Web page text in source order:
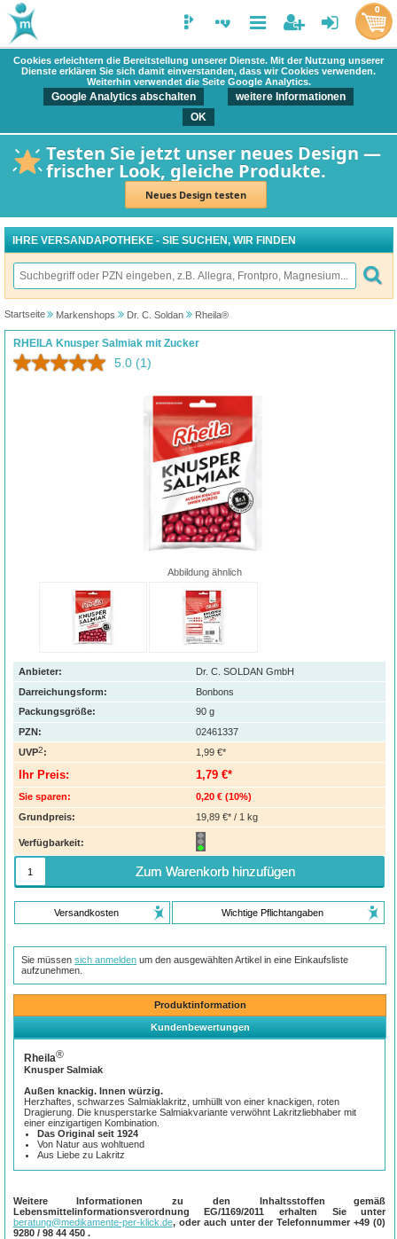
Cookies erleichtern die Bereitstellung unserer Dienste. Mit der Nutzung unserer
Dienste erklären Sie sich damit einverstanden, dass wir Cookies verwenden.
Weiterhin verwendet die Seite Google Analytics.
Google Analytics abschalten
weitere Informationen
OK
Testen Sie jetzt unser neues Design —
frischer Look, gleiche Produkte.
Neues Design testen
0
IHRE VERSANDAPOTHEKE - SIE SUCHEN, WIR FINDEN
Startseite Markenshops Dr. C. Soldan Rheila®
RHEILA Knusper Salmiak mit Zucker
5.0 (1)
Abbildung ähnlich
Anbieter:
Dr. C. SOLDAN GmbH
Darreichungsform:
Bonbons
Packungsgröße:
90 g
PZN:
02461337
UVP2: 1,99 €*
Ihr Preis: 1,79 €*
Sie sparen: 0,20 € (10%)
Grundpreis:
19,89 €* / 1 kg
Verfügbarkeit:
Zum Warenkorb hinzufügen
Versandkosten Wichtige Pflichtangaben
Sie müssensich anmelden um den ausgewählten Artikel in eine Einkaufsliste
aufzunehmen.
Produktinformation
Kundenbewertungen
Rheila®
Knusper Salmiak
Außen knackig. Innen würzig.
Herzhaftes, schwarzes Salmiaklakritz, umhüllt von einer knackigen, roten
Dragierung. Die knusperstarke Salmiak­variante verwöhnt Lakritzliebhaber mit
einer einzigartigen Kombination.
Das Original seit 1924
Von Natur aus wohltuend
Aus Liebe zu Lakritz
Weitere Informationen zu den Inhaltsstoffen gemäß
Lebensmittelinformationsverordnung EG/1169/2011 erhalten Sie unter
beratung@medikamente-per-klick.de, oder auch unter der Telefonnummer+49 (0)
9280 / 98 44 450 .